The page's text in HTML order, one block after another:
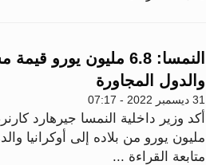
النمسا: 6.8 مليون
والدول المجاورة
31 ديسمبر 2022 - 07:17
مليون يورو من بلاده إلى أوكرانيا
متابعة القراءة ...